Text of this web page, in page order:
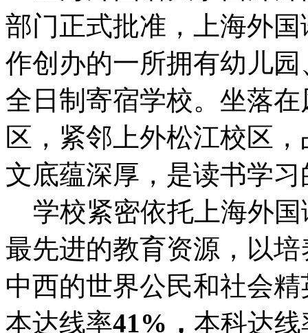
部门正式批准，上海外
作创办的一所拥有幼儿
全日制寄宿学校。坐落
区，紧邻上外松江校区
文底蕴深厚，是读书学
学校紧密依托上海外国
最先进的教育资源，以
中西的世界公民和社会
本达线率41% ， 本科达线